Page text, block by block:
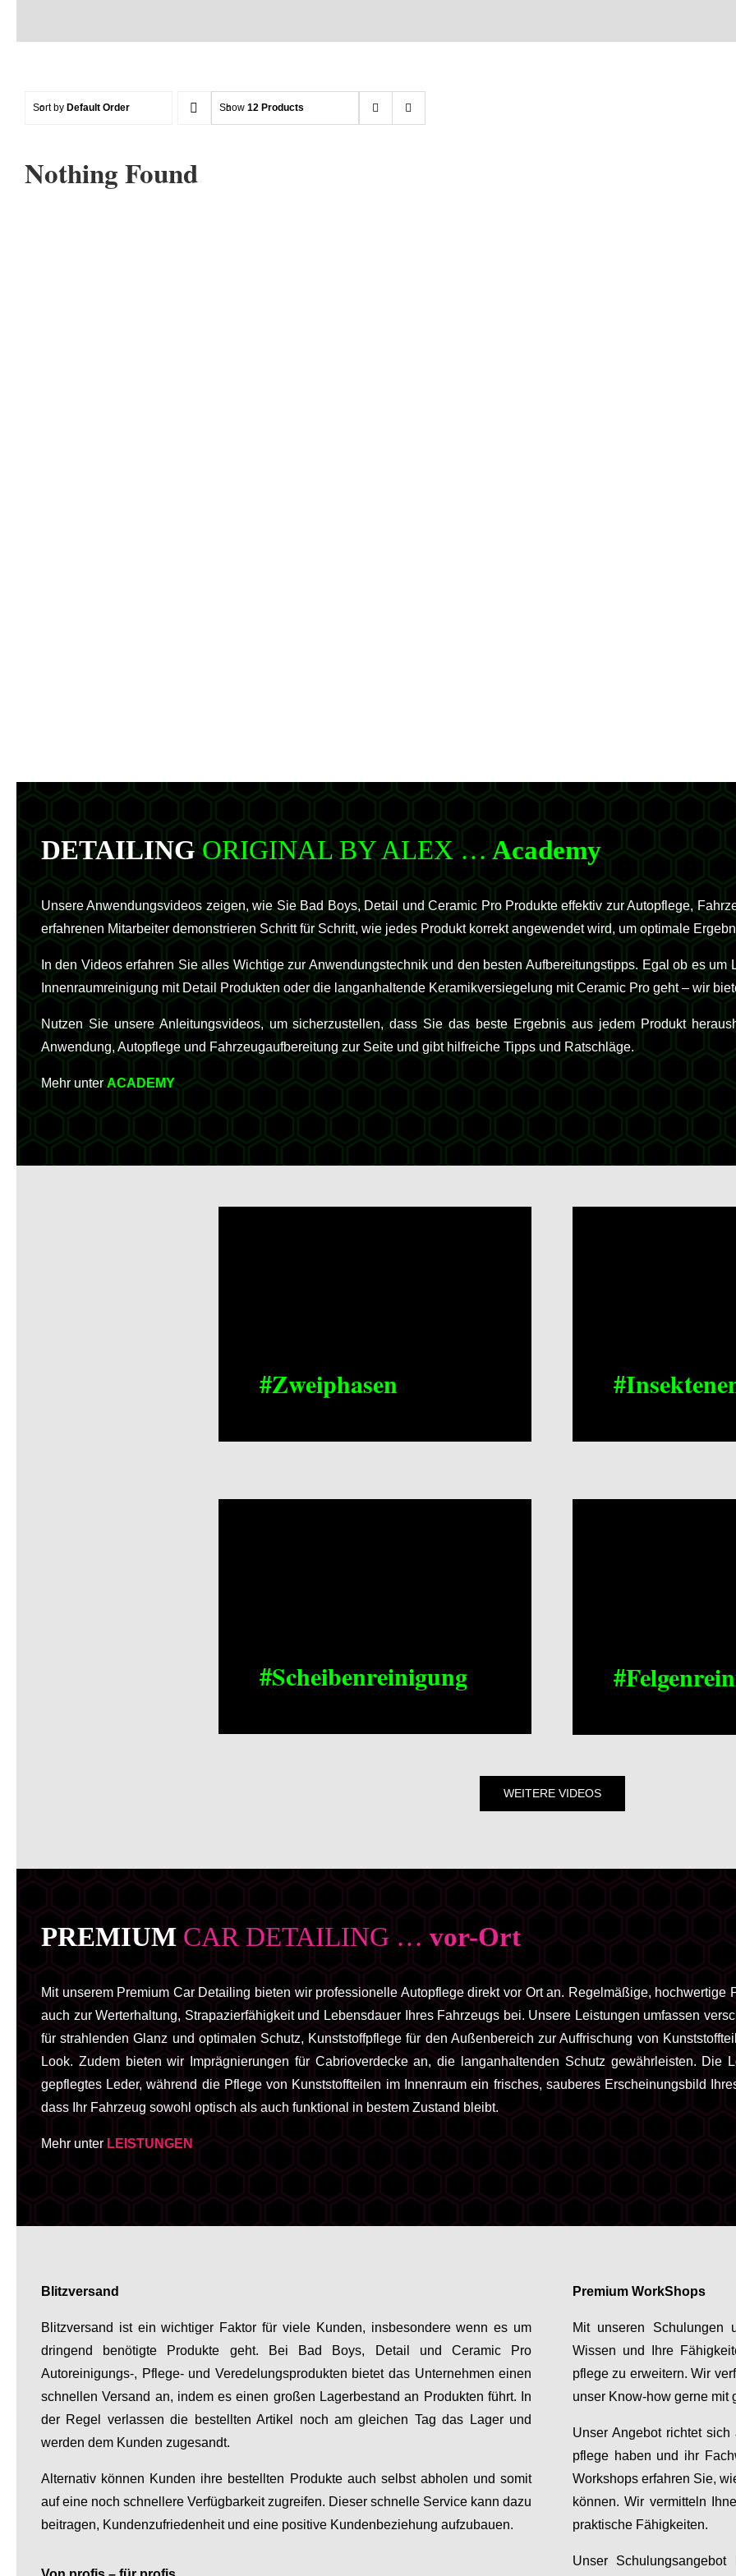
Sort by Default Order Show 12 Products
Nothing Found
DETAILING ORIGINAL BY ALEX …Academy
Unsere Anwendungsvideos zeigen, wie Sie Bad Boys, Detail und Ceramic Pro Produkte effektiv zur Autopflege,
erfahrenen Mitarbeiter demonstrieren Schritt für Schritt, wie jedes Produkt korrekt angewendet wird, um optimale
In den Videos erfahren Sie alles Wichtige zur Anwendungstechnik und den besten Aufbereitungstipps. Egal ob es
Innenraumreinigung mit Detail Produkten oder die langanhaltende Keramikversiegelung mit Ceramic Pro geht – wir
Nutzen Sie unsere Anleitungsvideos, um sicherzustellen, dass Sie das beste Ergebnis aus jedem Produkt
Anwendung, Autopflege und Fahrzeugaufbereitung zur Seite und gibt hilfreiche Tipps und Ratschläge.
Mehr unterACADEMY
#Zweiphasen
#Scheibenreinigung
WEITERE VIDEOS
PREMIUM CAR DETAILING … vor-Ort
Mit unserem Premium Car Detailing bieten wir professionelle Autopflege direkt vor Ort an. Regelmäßige, hochwertige
auch zur Werterhaltung, Strapazierfähigkeit und Lebensdauer Ihres Fahrzeugs bei. Unsere Leistungen umfassen
für strahlenden Glanz und optimalen Schutz, Kunststoffpflege für den Außenbereich zur Auffrischung von
Look. Zudem bieten wir Imprägnierungen für Cabrioverdecke an, die langanhaltenden Schutz gewährleisten. Die
gepflegtes Leder, während die Pflege von Kunststoffteilen im Innenraum ein frisches, sauberes Erscheinungsbild
dass Ihr Fahrzeug sowohl optisch als auch funktional in bestem Zustand bleibt.
Mehr unter LEISTUNGEN
Blitzversand
Blitzversand ist ein wichtiger Faktor für viele Kunden, insbesondere wenn es um
dringend benötigte Produkte geht. Bei Bad Boys, Detail und Ceramic Pro
Autoreinigungs-, Pflege- und Veredelungsprodukten bietet das Unternehmen einen
schnellen Versand an, indem es einen großen Lagerbestand an Produkten führt. In
der Regel verlassen die bestellten Artikel noch am gleichen Tag das Lager und
werden dem Kunden zugesandt.
Alternativ können Kunden ihre bestellten Produkte auch selbst abholen und somit
auf eine noch schnellere Verfügbarkeit zugreifen. Dieser schnelle Service kann dazu
beitragen, Kundenzufriedenheit und eine positive Kundenbeziehung aufzubauen.
Premium WorkShops
Mit unseren Schulungen
Wissen und Ihre
pflege zu erweitern. Wir
unser Know-how gerne mit
Unser Angebot richtet
pflege haben und ihr
Workshops erfahren Sie,
können. Wir vermitteln
praktische Fähigkeiten.
Unser